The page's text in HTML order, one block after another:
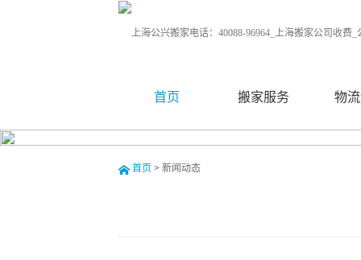
首页 搬家服务 物
首页 > 新闻动态